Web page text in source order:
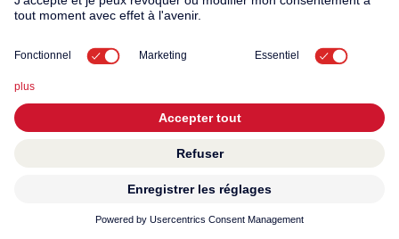
https://www.facebook.com/ads/preferences/?
entry_product=ad_settings_screen
. Pour ce faire,
vous devez être connecté à Facebook.
LinkedIn Insight Tag